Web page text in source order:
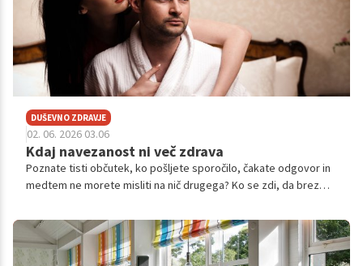
DUŠEVNO ZDRAVJE
02. 06. 2026 03.06
Kdaj navezanost ni več zdrava
Poznate tisti občutek, ko pošljete sporočilo, čakate odgovor in
medtem ne morete misliti na nič drugega? Ko se zdi, da brez